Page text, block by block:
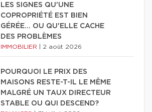
LES SIGNES QU'UNE
COPROPRIÉTÉ EST BIEN
GÉRÉE… OU QU'ELLE CACHE
DES PROBLÈMES
IMMOBILIER 2 août 2026
POURQUOI LE PRIX DES
MAISONS RESTE-T-IL LE MÊME
MALGRÉ UN TAUX DIRECTEUR
STABLE OU QUI DESCEND?